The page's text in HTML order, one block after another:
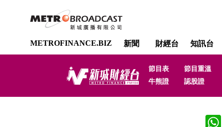
METROFINANCE.BIZ 新聞 財經台 知訊台
節目表 節目重溫
牛熊證
認股證